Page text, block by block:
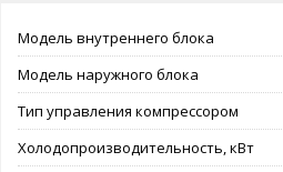
Модель внутреннего блока
Модель наружного блока
Тип управления компрессором
Холодопроизводительность, кВт